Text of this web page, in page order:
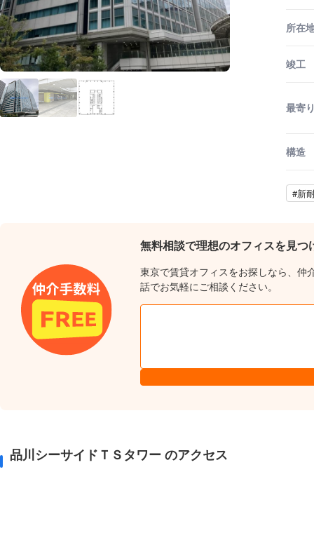
所在
竣工
最寄
構造
#新
無料相談で理想のオフィスを見つ
東京で賃貸オフィスをお探しなら、仲
話でお気軽にご相談ください。
品川シーサイドＴＳタワー のアクセス